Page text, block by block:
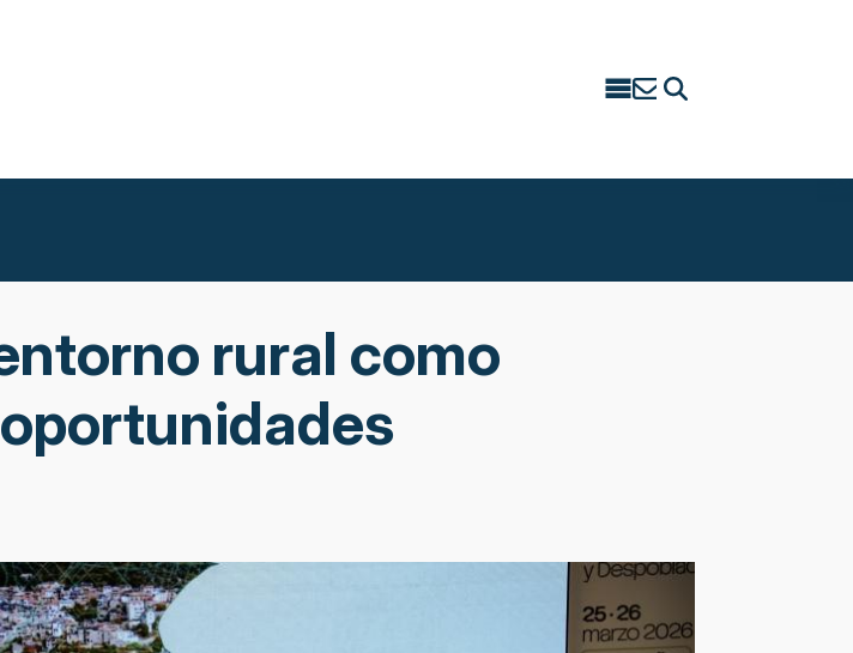
rural como